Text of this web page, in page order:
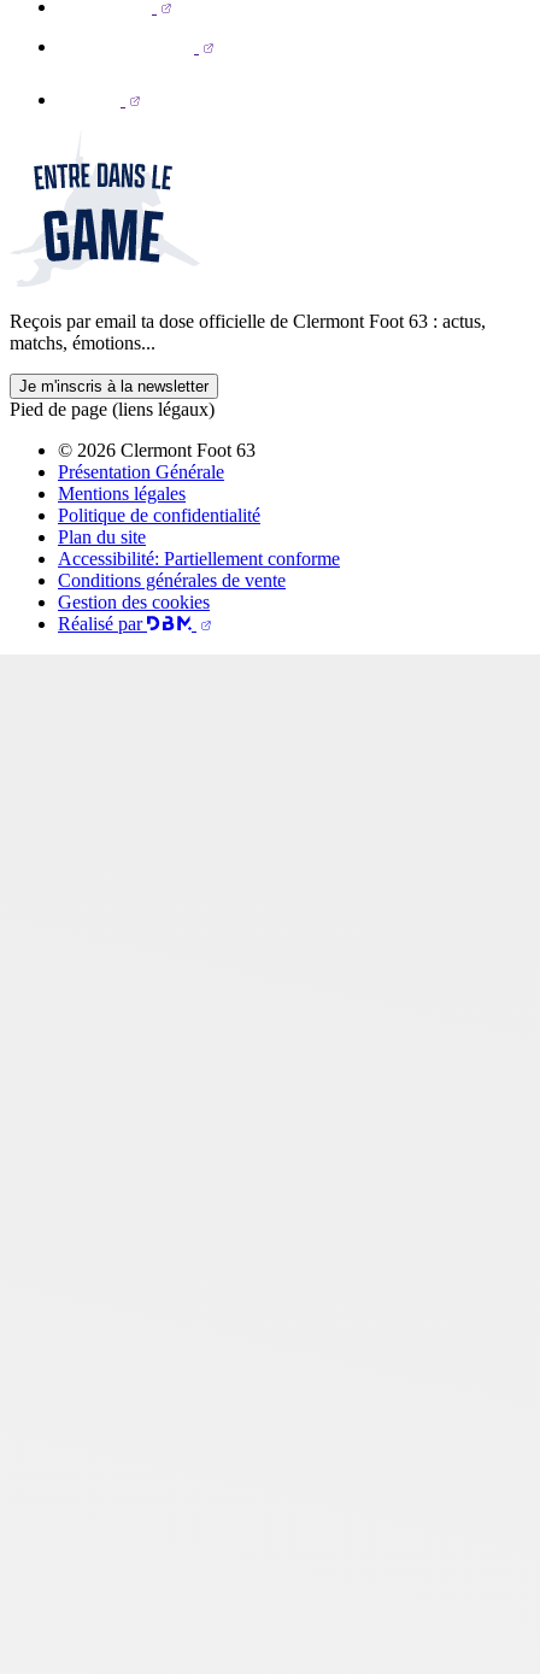
Reçois par email ta dose officielle de Clermont Foot 63 : actus,
matchs, émotions...
Je m'inscris à la newsletter
Pied de page (liens légaux)
© 2026 Clermont Foot 63
Présentation Générale
Mentions légales
Politique de confidentialité
Plan du site
Accessibilité: Partiellement conforme
Conditions générales de vente
Gestion des cookies
Réalisé par